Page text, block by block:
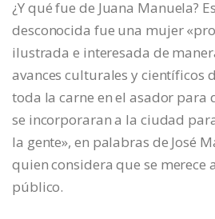
¿Y qué fue de Juana Manuela?
desconocida fue una mujer
ilustrada e interesada de
avances culturales y científicos
toda la carne en el asador para
se incorporaran a la ciudad
la gente», en palabras de José
quien considera que se merece
público.